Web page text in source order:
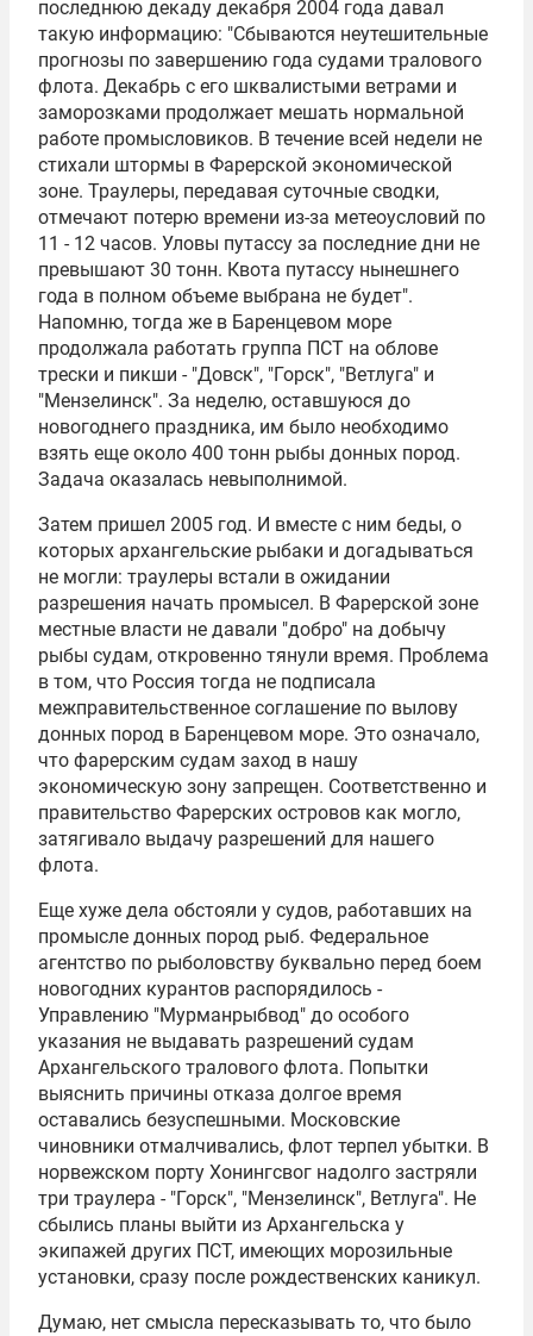
последнюю декаду декабря 2004 года давал
такую информацию: "Сбываются неутешительные
прогнозы по завершению года судами тралового
флота. Декабрь с его шквалистыми ветрами и
заморозками продолжает мешать нормальной
работе промысловиков. В течение всей недели не
стихали штормы в Фарерской экономической
зоне. Траулеры, передавая суточные сводки,
отмечают потерю времени из-за метеоусловий по
11 - 12 часов. Уловы путассу за последние дни не
превышают 30 тонн. Квота путассу нынешнего
года в полном объеме выбрана не будет".
Напомню, тогда же в Баренцевом море
продолжала работать группа ПСТ на облове
трески и пикши - "Довск", "Горск", "Ветлуга" и
"Мензелинск". За неделю, оставшуюся до
новогоднего праздника, им было необходимо
взять еще около 400 тонн рыбы донных пород.
Задача оказалась невыполнимой.
Затем пришел 2005 год. И вместе с ним беды, о
которых архангельские рыбаки и догадываться
не могли: траулеры встали в ожидании
разрешения начать промысел. В Фарерской зоне
местные власти не давали "добро" на добычу
рыбы судам, откровенно тянули время. Проблема
в том, что Россия тогда не подписала
межправительственное соглашение по вылову
донных пород в Баренцевом море. Это означало,
что фарерским судам заход в нашу
экономическую зону запрещен. Соответственно и
правительство Фарерских островов как могло,
затягивало выдачу разрешений для нашего
флота.
Еще хуже дела обстояли у судов, работавших на
промысле донных пород рыб. Федеральное
агентство по рыболовству буквально перед боем
новогодних курантов распорядилось -
Управлению "Мурманрыбвод" до особого
указания не выдавать разрешений судам
Архангельского тралового флота. Попытки
выяснить причины отказа долгое время
оставались безуспешными. Московские
чиновники отмалчивались, флот терпел убытки. В
норвежском порту Хонингсвог надолго застряли
три траулера - "Горск", "Мензелинск", Ветлуга". Не
сбылись планы выйти из Архангельска у
экипажей других ПСТ, имеющих морозильные
установки, сразу после рождественских каникул.
Думаю, нет смысла пересказывать то, что было